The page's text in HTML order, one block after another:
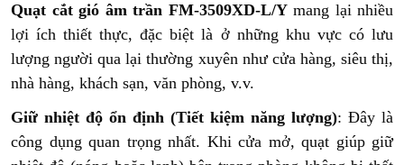
Quạt cắt gió âm trần FM-3509XD-L/Ymang lại nhiều
lợi ích thiết thực, đặc biệt là ở những khu vực có lưu
lượng người qua lại thường xuyên như cửa hàng, siêu thị,
nhà hàng, khách sạn, văn phòng, v.v.
Giữ nhiệt độ ổn định (Tiết kiệm năng lượng): Đây là
công dụng quan trọng nhất. Khi cửa mở, quạt giúp giữ